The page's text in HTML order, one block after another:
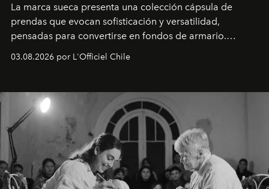
La marca sueca presenta una colección cápsula de
prendas que evocan sofisticación y versatilidad,
pensadas para convertirse en fondos de armario.
03.08.2026 por L'Officiel Chile